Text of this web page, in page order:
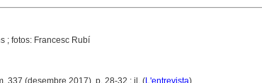
; fotos: Francesc Rubí
337 (desembre 2017), p. 28-32 : il. (L'entrevista)